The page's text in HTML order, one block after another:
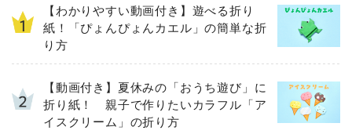
【わかりやすい動画付き】遊べる折り
紙！「ぴょんぴょんカエル」の簡単な折
り方
【動画付き】夏休みの「おうち遊び」に
折り紙！ 親子で作りたいカラフル「ア
イスクリーム」の折り方